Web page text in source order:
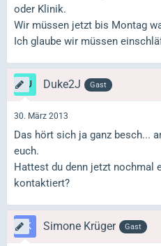
oder Klinik.
Wir müssen jetzt bis Montag
Ich glaube wir müssen
Duke2J Gast
30. März 2013
Das hört sich ja ganz besch...
euch.
Hattest du denn jetzt nochmal
kontaktiert?
Simone Krüger Gast